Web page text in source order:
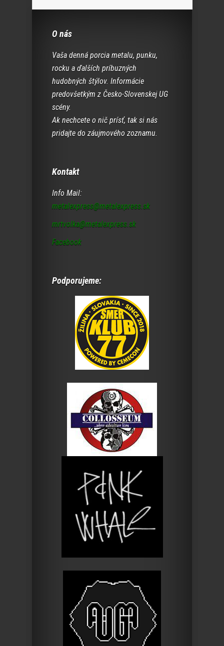
O nás
Vaša denná porcia metalu, punku,
rocku a ďalších príbuzných
hudobných štýlov. Informácie
predovšetkým z Česko-Slovenskej UG
scény.
Ak nechcete o nič prísť, tak si nás
pridajte do záujmového zoznamu.
Kontakt
Info Mail:
metalexpress@metalexpress.sk
mrtvolka@metalexpress.sk
Facebook
Podporujeme: